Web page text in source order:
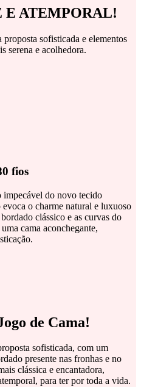
E ATEMPORAL!
sofisticada e elementos
serena e acolhedora.
fios
impecável do novo tecido
evoca o charme natural e luxuoso
clássico e as curvas do
cama aconchegante,
de Cama!
sofisticada, com um
presente nas fronhas e no
clássica e encantadora,
para ter por toda a vida.